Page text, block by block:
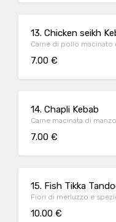
13. Chicken seikh
Carne di pollo
7.00 €
14. Chapli Kebab
Carne macinata di
7.00 €
15. Fish Tikka
Fiori di merluzzo e
10.00 €